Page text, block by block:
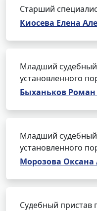
Старший
Киосева Елена
Младший
установленного
Быханьков
Младший
установленного
Морозова Оксана
Судебный пристав